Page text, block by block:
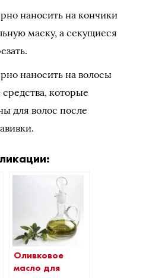
наносить на кончики
маску, а секущиеся
наносить на волосы
которые
для волос после
Оливковое
масло для